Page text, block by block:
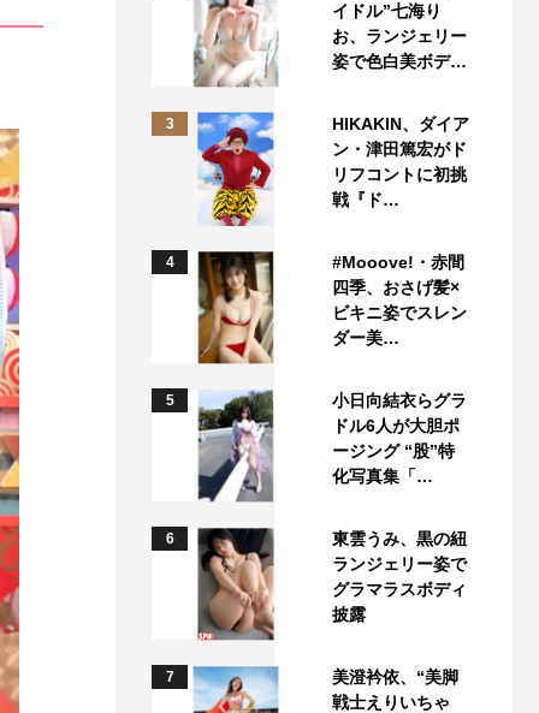
イドル”七海り
お、ランジェリー
姿で色白美ボデ…
3
HIKAKIN、ダイア
ン・津田篤宏がド
リフコントに初挑
戦『ド…
4
#Mooove!・赤間
四季、おさげ髪×
ビキニ姿でスレン
ダー美…
5
小日向結衣らグラ
ドル6人が大胆ポ
ージング “股”特
化写真集「…
6
東雲うみ、黒の紐
ランジェリー姿で
グラマラスボディ
披露
7
美澄衿依、“美脚
戦士えりいちゃ